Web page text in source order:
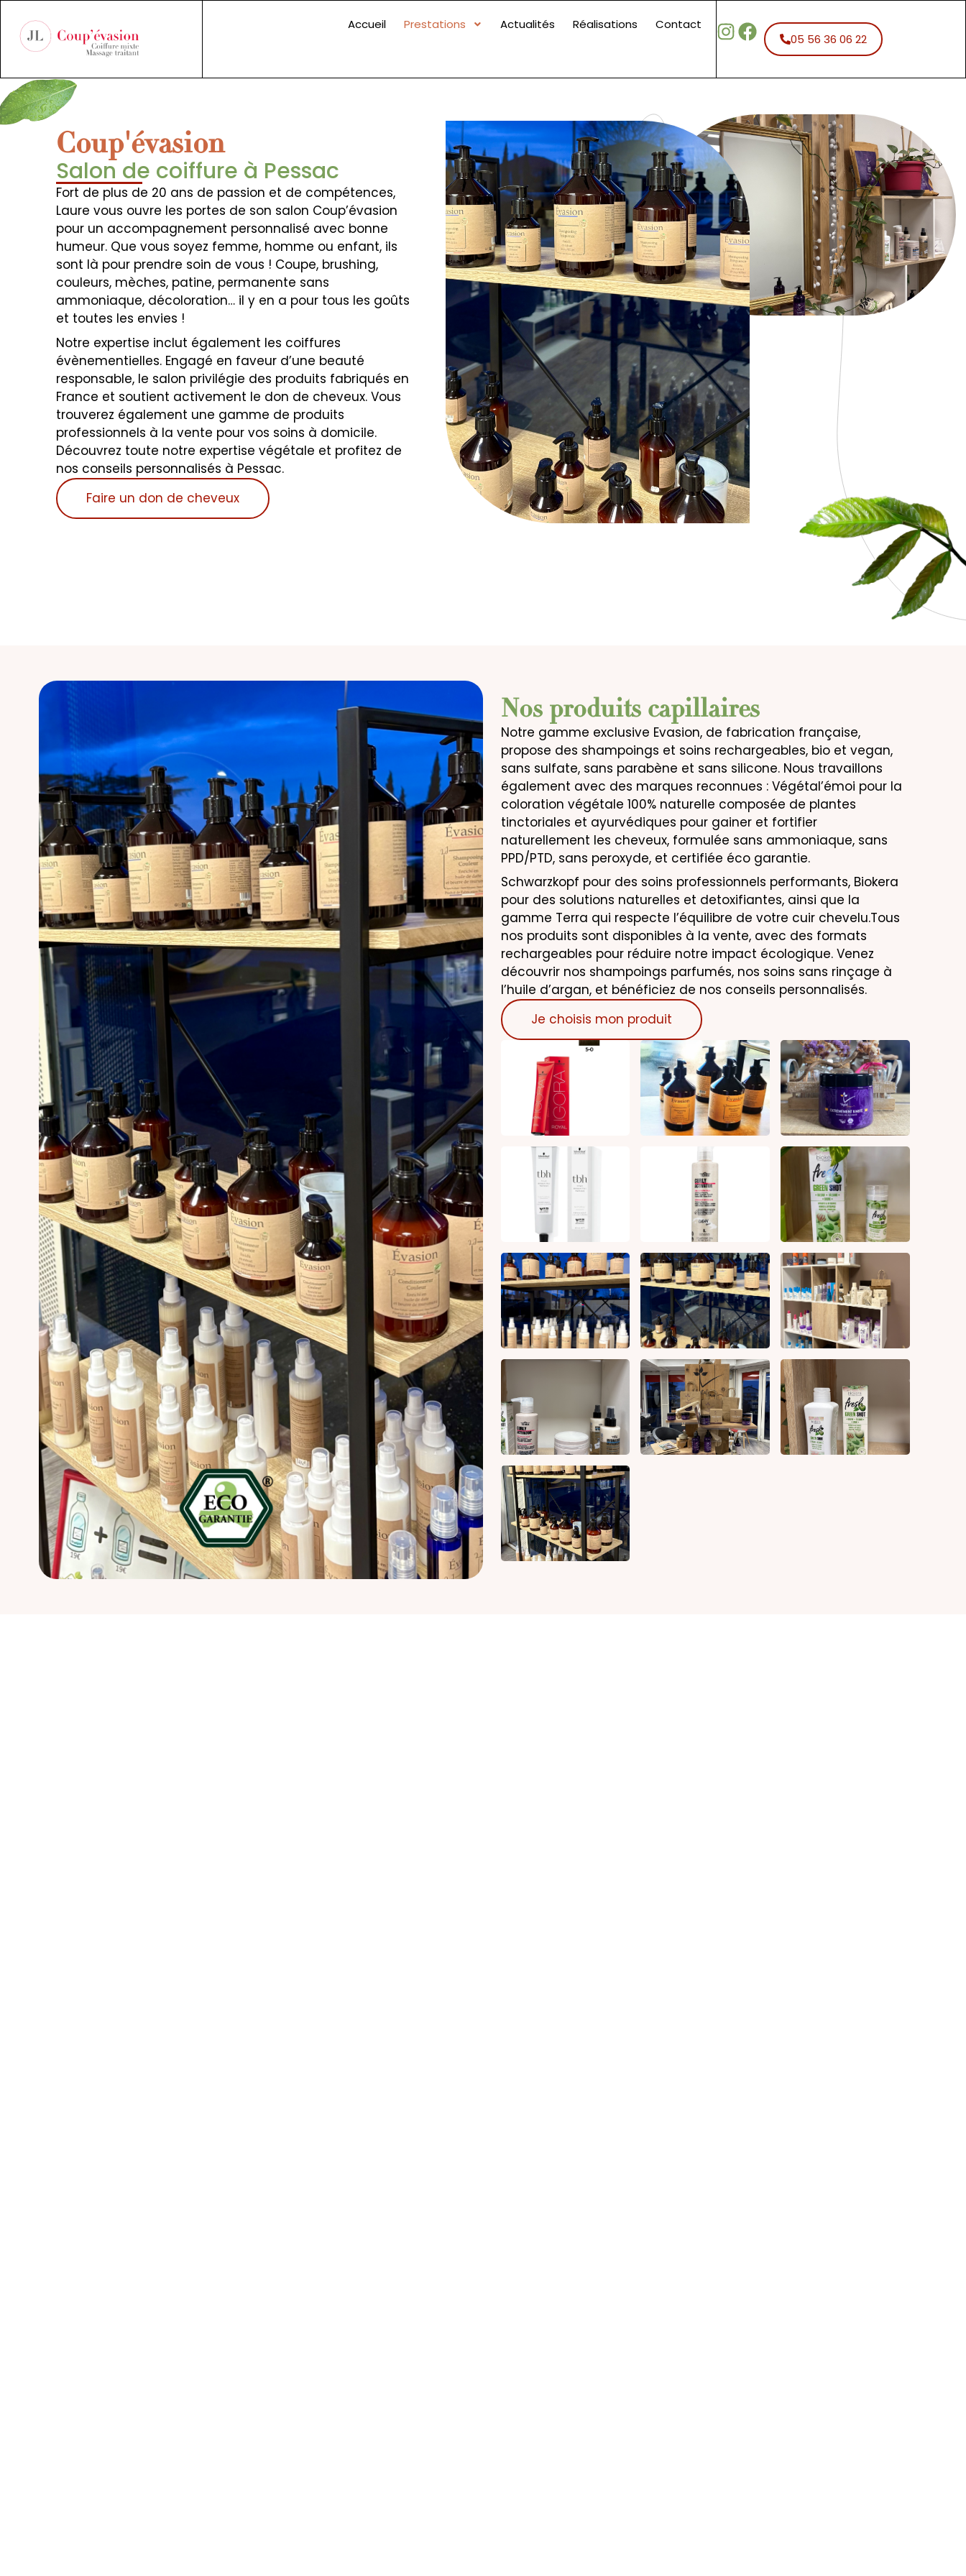
Accueil Prestations Actualités Réalisations
Contact
05 56 36 06 22
Coup'évasion
Salon de coiffure à Pessac
Fort de plus de 20 ans de passion et de compétences,
Laure vous ouvre les portes de son salon Coup’évasion
pour un accompagnement personnalisé avec bonne
humeur. Que vous soyez femme, homme ou enfant, ils
sont là pour prendre soin de vous ! Coupe, brushing,
couleurs, mèches, patine, permanente sans
ammoniaque, décoloration… il y en a pour tous les goûts
et toutes les envies !
Notre expertise inclut également les coiffures
évènementielles. Engagé en faveur d’une beauté
responsable, le salon privilégie des produits fabriqués en
France et soutient activement le don de cheveux. Vous
trouverez également une gamme de produits
professionnels à la vente pour vos soins à domicile.
Découvrez toute notre expertise végétale et profitez de
nos conseils personnalisés à Pessac.
Faire un don de cheveux
Nos produits capillaires
Notre gamme exclusive Evasion, de fabrication française,
propose des shampoings et soins rechargeables, bio et vegan,
sans sulfate, sans parabène et sans silicone. Nous travaillons
également avec des marques reconnues : Végétal’émoi pour la
coloration végétale 100% naturelle composée de plantes
tinctoriales et ayurvédiques pour gainer et fortifier
naturellement les cheveux, formulée sans ammoniaque, sans
PPD/PTD, sans peroxyde, et certifiée éco garantie.
Schwarzkopf pour des soins professionnels performants, Biokera
pour des solutions naturelles et detoxifiantes, ainsi que la
gamme Terra qui respecte l’équilibre de votre cuir chevelu.Tous
nos produits sont disponibles à la vente, avec des formats
rechargeables pour réduire notre impact écologique. Venez
découvrir nos shampoings parfumés, nos soins sans rinçage à
l’huile d’argan, et bénéficiez de nos conseils personnalisés.
Je choisis mon produit